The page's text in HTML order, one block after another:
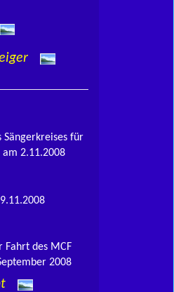
Sängerkreises für
am 2.11.2008
Fahrt des MCF
2008